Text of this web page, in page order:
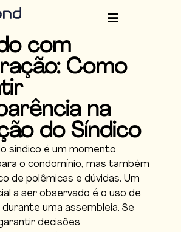
com
Como
na
do Síndico
síndico é um momento
o condomínio, mas também
de polêmicas e dúvidas. Um
a ser observado é o uso de
durante uma assembleia. Se
decisões